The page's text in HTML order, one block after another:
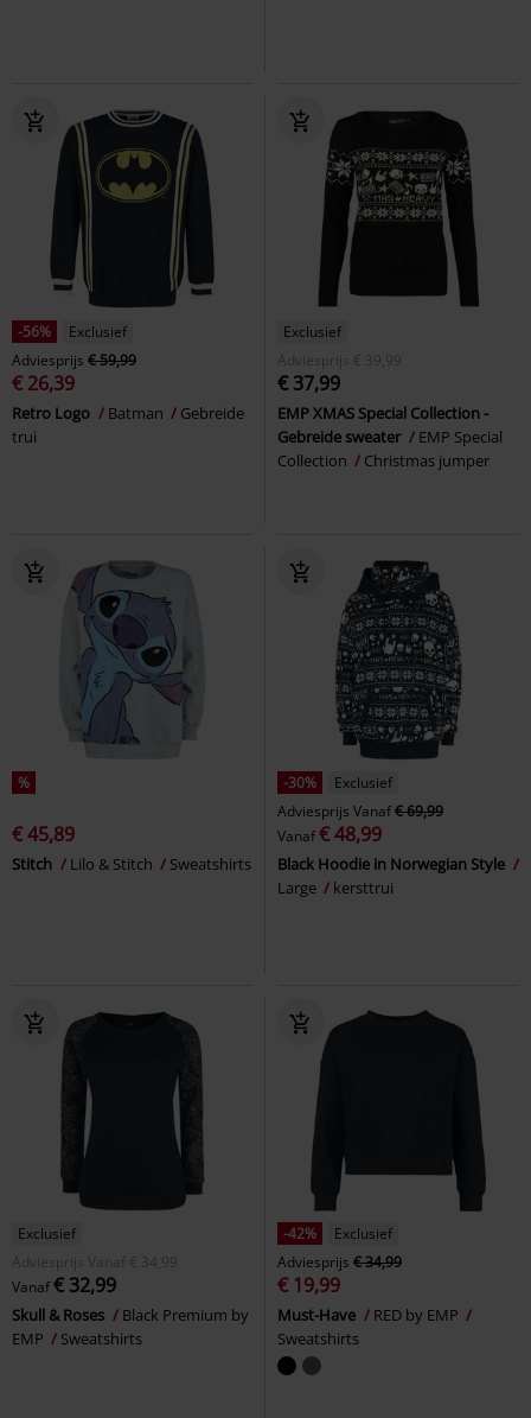
-56%
Exclusief
Adviesprijs € 59,99
€ 26,39
Retro Logo Batman
Gebreide
trui
Exclusief
Adviesprijs
€ 39,99
€ 37,99
EMP XMAS Special Collection -
Gebreide sweater
EMP Special
Collection
Christmas jumper
%
€ 45,89
Stitch Lilo & Stitch Sweatshirts
-30%
Exclusief
Adviesprijs Vanaf€ 69,99
Vanaf€ 48,99
Black Hoodie in Norwegian Style
Large
kersttrui
Exclusief
Adviesprijs
Vanaf € 34,99
Vanaf€ 32,99
Skull & Roses
Black Premium by
EMP
Sweatshirts
-42%
Exclusief
Adviesprijs € 34,99
€ 19,99
Must-Have
RED by EMP
Sweatshirts